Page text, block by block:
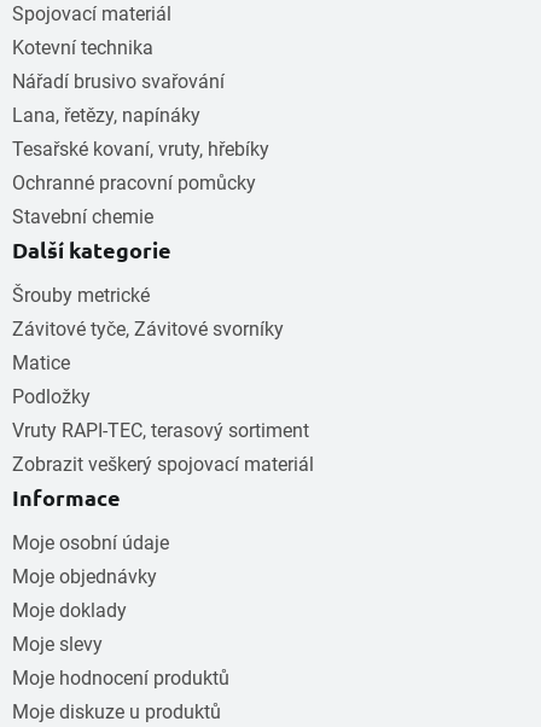
Spojovací materiál
Kotevní technika
Nářadí brusivo svařování
Lana, řetězy, napínáky
Tesařské kovaní, vruty, hřebíky
Ochranné pracovní pomůcky
Stavební chemie
Další kategorie
Šrouby metrické
Závitové tyče, Závitové svorníky
Matice
Podložky
Vruty RAPI-TEC, terasový sortiment
Zobrazit veškerý spojovací materiál
Informace
Moje osobní údaje
Moje objednávky
Moje doklady
Moje slevy
Moje hodnocení produktů
Moje diskuze u produktů